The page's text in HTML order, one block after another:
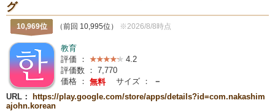
グ
10,969位 （前回 10,995位） ※2026/8/8時点
教育
評価 ：
4.2
評価数 ： 7,770
価格 ： 無料 サイズ ：
－
URL：
https://play.google.com/store/apps/details?id=com.nakashim
ajohn.korean